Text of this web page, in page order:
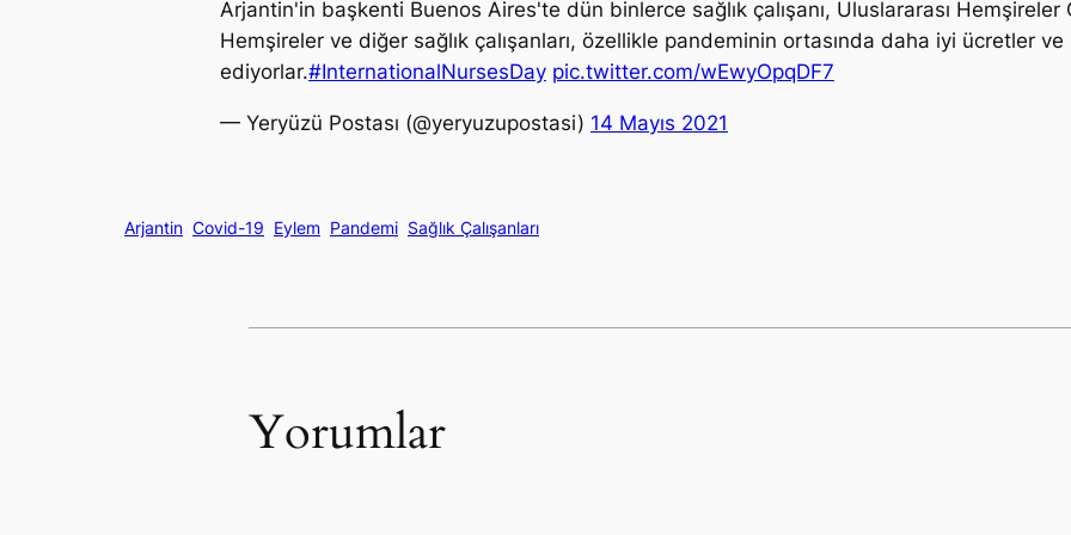
Arjantin'in başkenti Buenos Aires'te dün binlerce sağlık çalışanı, Uluslararası Hemşireler
Hemşireler ve diğer sağlık çalışanları, özellikle pandeminin ortasında daha iyi ücretler
ediyorlar.#InternationalNursesDay pic.twitter.com/wEwyOpqDF7
— Yeryüzü Postası (@yeryuzupostasi) 14 Mayıs 2021
Arjantin Covid-19 Eylem Pandemi Sağlık Çalışanları
Yorumlar